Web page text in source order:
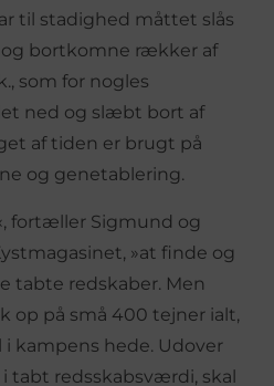
til stadighed måttet slås
bortkomne rækker af
som for nogles
ned og slæbt bort af
af tiden er brugt på
og genetablering.
fortæller Sigmund og
»at finde og
tabte redskaber. Men
op på små 400 tejner ialt,
kampens hede. Udover
tabt redsskabsværdi, skal